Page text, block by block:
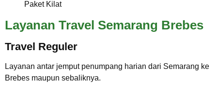
Layanan Travel Semarang Brebes
Travel Reguler
Layanan antar jemput penumpang harian dari Semarang ke
Brebes maupun sebaliknya.